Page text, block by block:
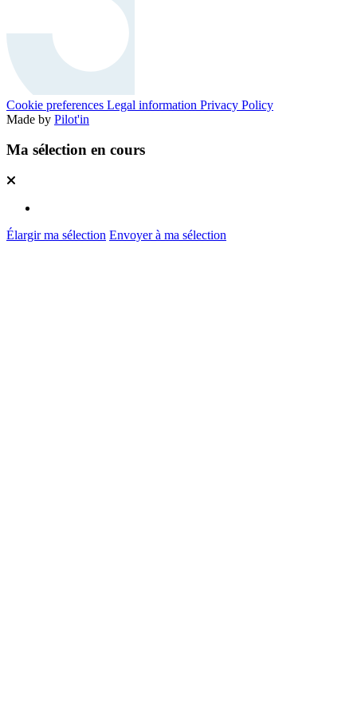
Cookie preferences Legal information Privacy Policy
Made by Pilot'in
Ma sélection en cours
Élargir ma sélection Envoyer à ma sélection